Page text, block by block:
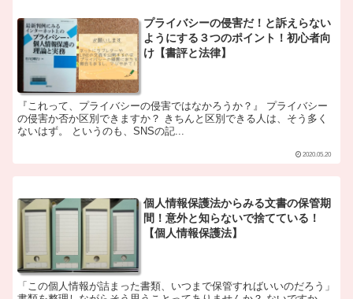
プライバシーの侵害だ！と訴えらない
ようにする３つのポイント！初心者向
け【書評と法律】
『これって、プライバシーの侵害ではなかろうか？』 プライバシー
の侵害か否か区別できますか？ きちんと区別できる人は、そう多く
ないはず。 というのも、SNSの記...
2020.05.20
個人情報保護法からみる文書の保管期
間！意外と知らないで捨てている！
【個人情報保護法】
「この個人情報が詰まった書類、いつまで保管すればいいのだろう」